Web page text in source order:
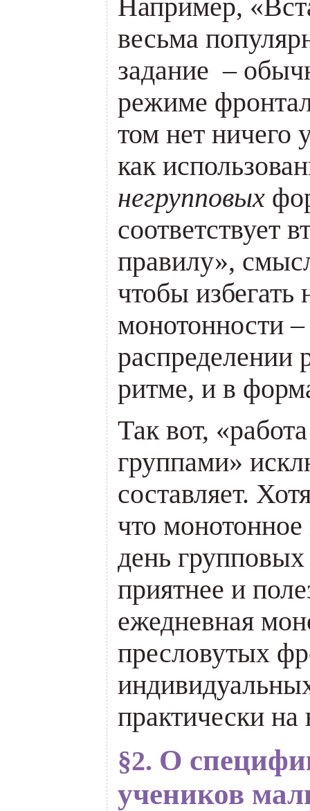
Например,
весьма
задание –
режиме
том нет ничего
как
негрупповых
соответствует
правилу»,
чтобы избегать
монотонности
распределении
ритме, и в
Так вот,
группами»
составляет.
что
день
приятнее и
ежедневная
пресловутых
практически на
§2. О
учеников